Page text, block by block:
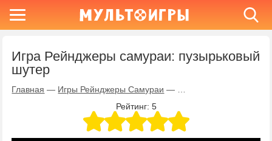
Игра Рейнджеры самураи: пузырьковый
шутер
Главная — Игры Рейнджеры Самураи —
Рейтинг: 5